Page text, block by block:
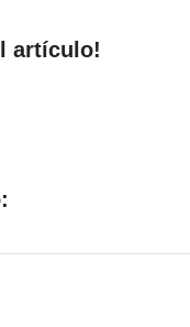
artículo!